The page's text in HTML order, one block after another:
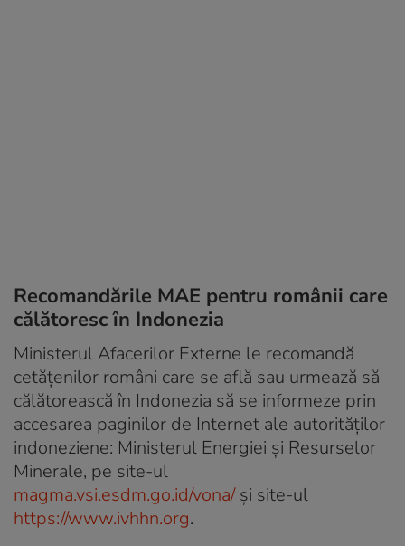
Recomandările MAE pentru românii care
călătoresc în Indonezia
Ministerul Afacerilor Externe le recomandă
cetățenilor români care se află sau urmează să
călătorească în Indonezia să se informeze prin
accesarea paginilor de Internet ale autorităților
indoneziene: Ministerul Energiei şi Resurselor
Minerale, pe site-ul
magma.vsi.esdm.go.id/vona/şi site-ul
https://www.ivhhn.org.